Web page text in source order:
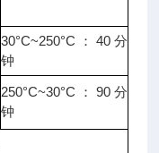
30°C~250°C ：40 分
钟
250°C~30°C ：90 分
钟